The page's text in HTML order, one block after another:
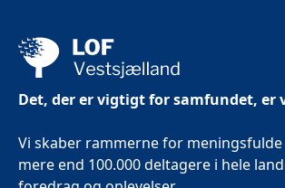
Det, der er vigtigt for samfundet, er
Vi skaber rammerne for
mere end 100.000 deltagere i hele